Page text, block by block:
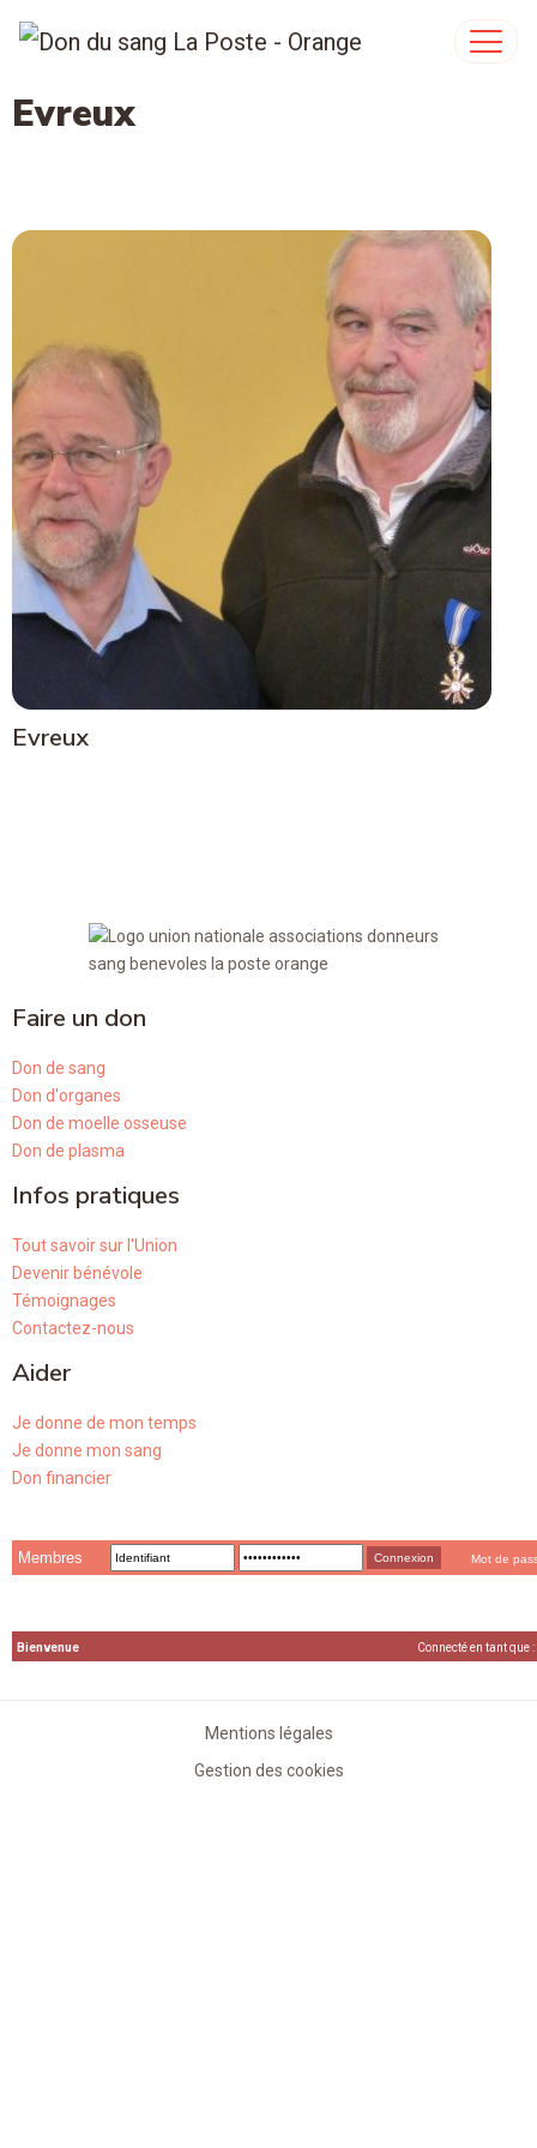
Evreux
Evreux
Faire un don
Don de sang
Don d'organes
Don de moelle osseuse
Don de plasma
Infos pratiques
Tout savoir sur l'Union
Devenir bénévole
Témoignages
Contactez-nous
Aider
Je donne de mon temps
Je donne mon sang
Don financier
Membres Mot de
Bienvenue Connecté en tant que :
Mentions légales
Gestion des cookies